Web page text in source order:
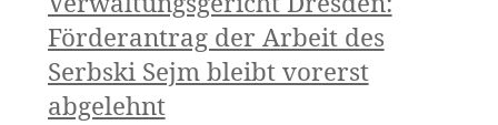
Förderantrag der Arbeit des
Serbski Sejm bleibt vorerst
abgelehnt